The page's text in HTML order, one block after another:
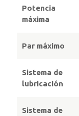
Potencia
máxima
Par máximo
Sistema de
lubricación
Sistema de